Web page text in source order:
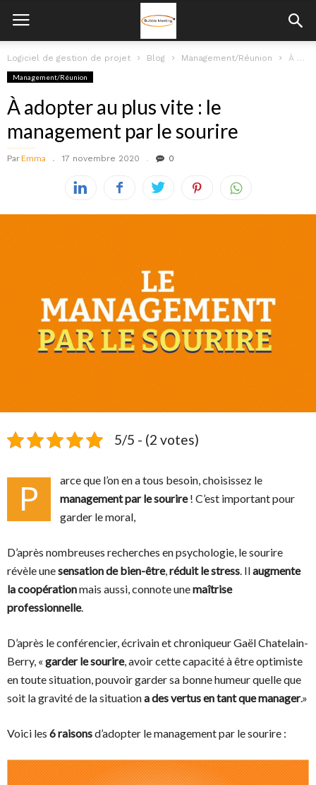
Logiciel de gestion de projet Blog Management/Réunion À adopter au plus vite : le management par le sourire
Management/Réunion
À adopter au plus vite : le
management par le sourire
ParEmma 17 novembre 2020 0
5/5 - (2 votes)
P
arce que l’on en a tous besoin, choisissez le
management par le sourire! C’est important pour
garder le moral,
D’après nombreuses recherches en psychologie, le sourire
révèle unesensation de bien-être,réduit le stress. Ilaugmente
la coopérationmais aussi, connote unemaîtrise
professionnelle.
D’après le conférencier, écrivain et chroniqueur Gaël Chatelain-
Berry, « garder le sourire, avoir cette capacité à être optimiste
en toute situation, pouvoir garder sa bonne humeur quelle que
soit la gravité de la situationa des vertus en tant que manager.»
Voici les 6 raisonsd’adopter le management par le sourire :